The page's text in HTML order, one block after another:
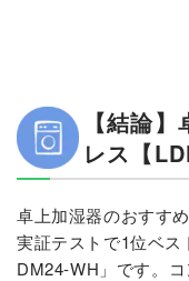
【結論
レス【
卓上加湿器のおすす
実証テストで1位ベス
DM24-WH」です。